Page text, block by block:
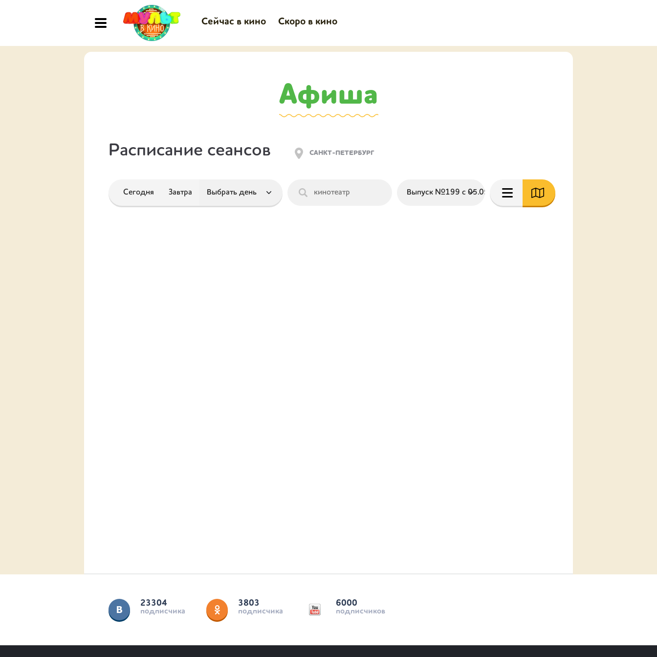
Сейчас в кино Скоро в кино
Афиша
Расписание сеансов
Сегодня Завтра
23304
подписчика
3803
подписчика
6000
подписчиков